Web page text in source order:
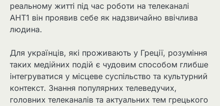
реальному житті під час роботи на телеканалі
АНТ1 він проявив себе як надзвичайно ввічлива
людина.
Для українців, які проживають у Греції, розуміння
таких медійних подій є чудовим способом глибше
інтегруватися у місцеве суспільство та культурний
контекст. Знання популярних телеведучих,
головних телеканалів та актуальних тем грецького